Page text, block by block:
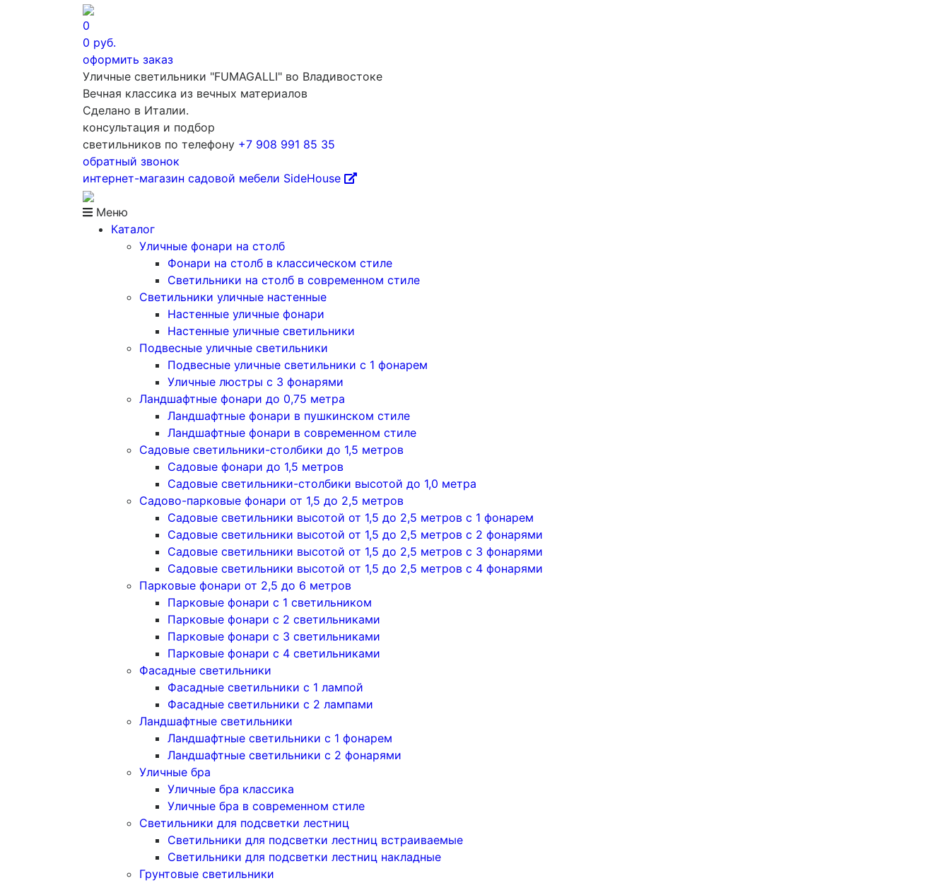
0
0 руб.
оформить заказ
Уличные светильники "FUMAGALLI" во Владивостоке
Вечная классика из вечных материалов
Сделано в Италии.
консультация и подбор
светильников по телефону +7 908 991 85 35
обратный звонок
интернет-магазин садовой мебели SideHouse
Меню
Каталог
Уличные фонари на столб
Фонари на столб в классическом стиле
Светильники на столб в современном стиле
Светильники уличные настенные
Настенные уличные фонари
Настенные уличные светильники
Подвесные уличные светильники
Подвесные уличные светильники с 1 фонарем
Уличные люстры с 3 фонарями
Ландшафтные фонари до 0,75 метра
Ландшафтные фонари в пушкинском стиле
Ландшафтные фонари в современном стиле
Садовые светильники-столбики до 1,5 метров
Садовые фонари до 1,5 метров
Садовые светильники-столбики высотой до 1,0 метра
Садово-парковые фонари от 1,5 до 2,5 метров
Садовые светильники высотой от 1,5 до 2,5 метров с 1 фонарем
Садовые светильники высотой от 1,5 до 2,5 метров с 2 фонарями
Садовые светильники высотой от 1,5 до 2,5 метров с 3 фонарями
Садовые светильники высотой от 1,5 до 2,5 метров с 4 фонарями
Парковые фонари от 2,5 до 6 метров
Парковые фонари с 1 светильником
Парковые фонари с 2 светильниками
Парковые фонари с 3 светильниками
Парковые фонари с 4 светильниками
Фасадные светильники
Фасадные светильники с 1 лампой
Фасадные светильники c 2 лампами
Ландшафтные светильники
Ландшафтные светильники с 1 фонарем
Ландшафтные светильники с 2 фонарями
Уличные бра
Уличные бра классика
Уличные бра в современном стиле
Светильники для подсветки лестниц
Светильники для подсветки лестниц встраиваемые
Светильники для подсветки лестниц накладные
Грунтовые светильники